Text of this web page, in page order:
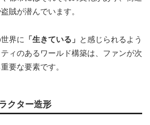
賊が潜んでいます。
界に 「生きている」
と感じられるよう
ィのあるワールド構築は、ファンが次
要な要素です。
クター造形